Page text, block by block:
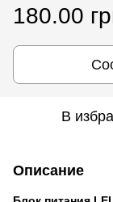
180.00
В
Описание